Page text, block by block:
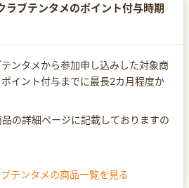
ラブテンタメのポイント付与時期
ンタメから参加申し込みした対象商
イント付与までに最長2カ月程度か
の詳細ページに記載しておりますの
テンタメの商品一覧を見る